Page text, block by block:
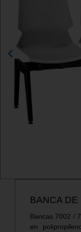
BANCA
Bancas 7002 /
en